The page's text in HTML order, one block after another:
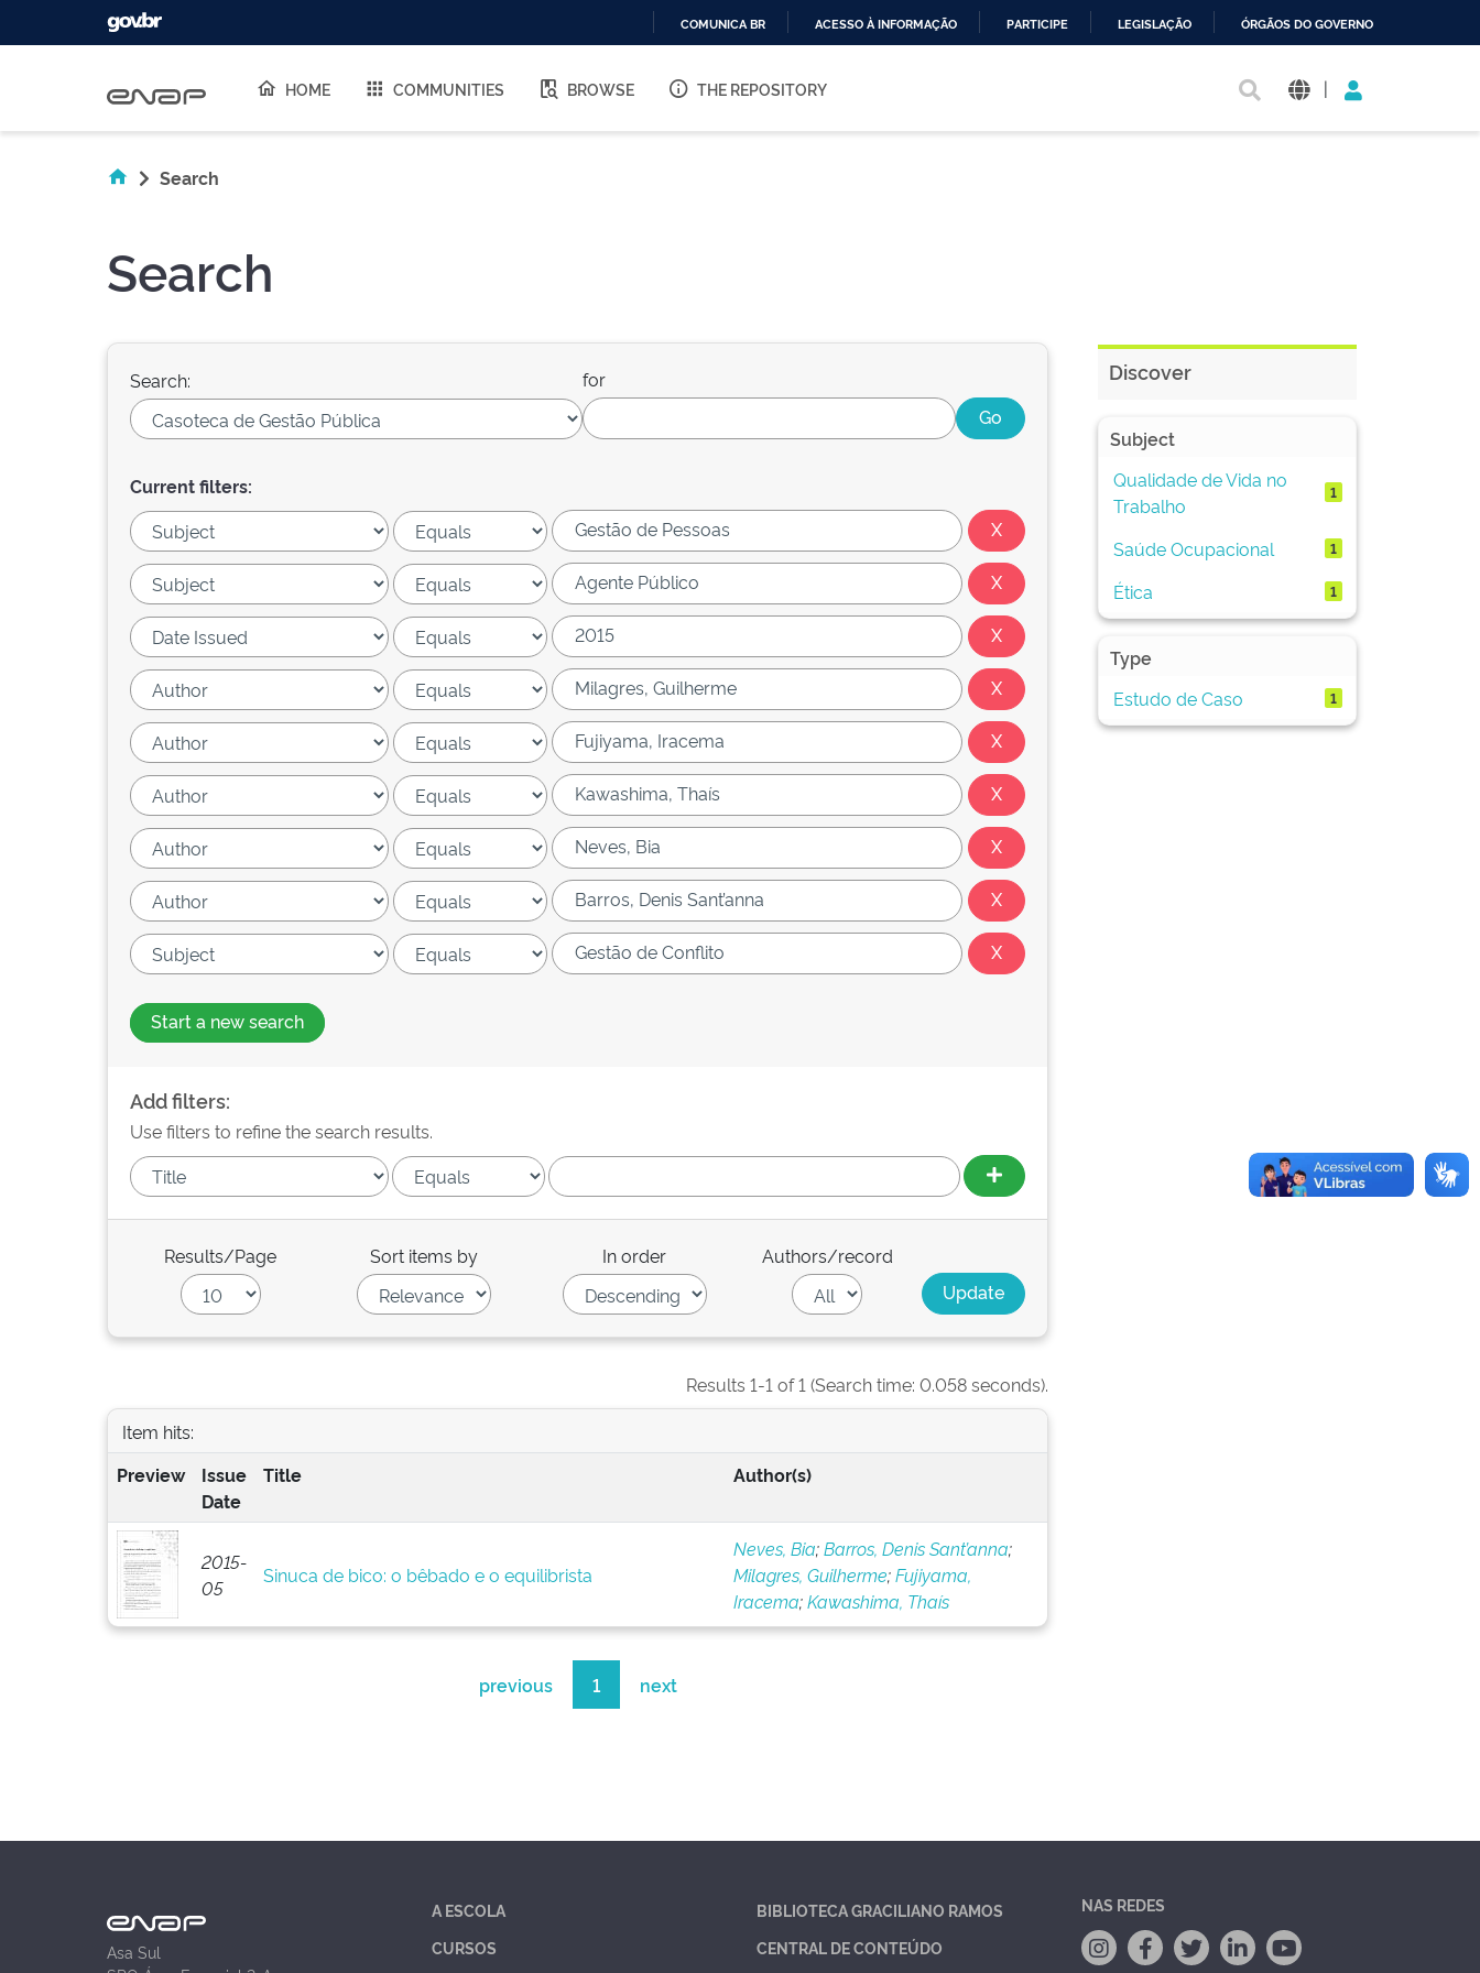
O
COMUNICA BR ACESSO À INFORMAÇÃO PARTICIPE LEGISLAÇÃO ÓRGÃOS DO GOVERNO
HOME COMMUNITIES BROWSE THE REPOSITORY |
Search
Search
Search: for
Current filters:
Start a new search
Add filters:
Use filters to refine the search results.
Results/Page Sort items by In order Authors/record
Results 1-1 of 1 (Search time: 0.058 seconds).
Item hits:
Preview
Issue
Date
Title Author(s)
2015-
05
Sinuca de bico: o bêbado e o equilibrista
Neves, Bia;Barros, Denis Sant’anna;
Milagres, Guilherme;Fujiyama,
Iracema;Kawashima, Thaís
previous 1 next
Discover
Subject
Qualidade de Vida no
Trabalho
1
Saúde Ocupacional 1
Ética 1
Type
Estudo de Caso
1
Asa Sul
A ESCOLA
CURSOS
BIBLIOTECA GRACILIANO RAMOS
CENTRAL DE CONTEÚDO
NAS REDES